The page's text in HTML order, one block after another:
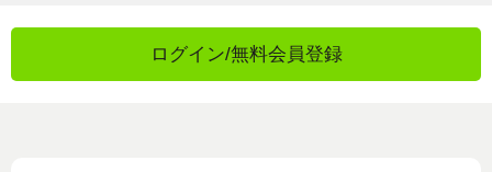
ログイン/無料会員登録